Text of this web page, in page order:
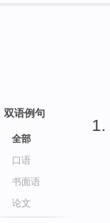
双语例句
全部
口语
书面语
论文